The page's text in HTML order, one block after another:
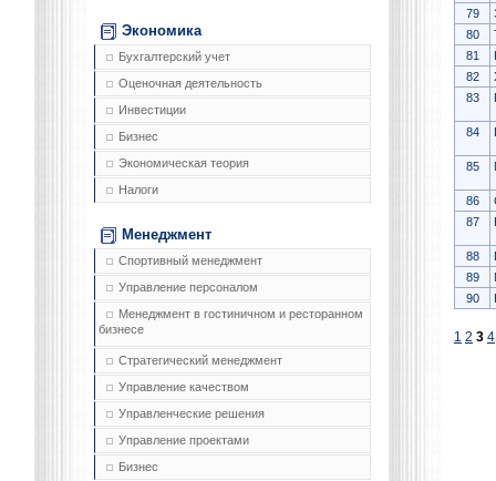
Экономика
Бухгалтерский учет
Оценочная деятельность
Инвестиции
Бизнес
Экономическая теория
Налоги
Менеджмент
Спортивный менеджмент
Управление персоналом
Менеджмент в гостиничном и ресторанном
бизнесе
Стратегический менеджмент
Управление качеством
Управленческие решения
Управление проектами
Бизнес
79
80
81
82
83
84
85
86
87
88
89
90
1 2 3 4